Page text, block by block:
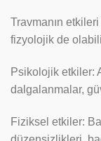
Travmanın
fizyolojik de
Psikolojik etkiler:
dalgalanmalar,
Fiziksel etkiler: